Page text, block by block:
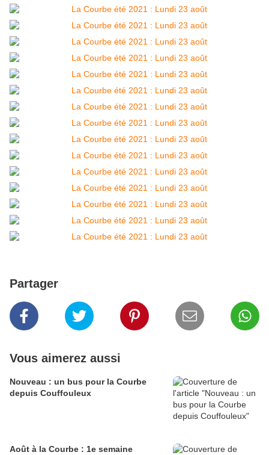
Partager
Vous aimerez aussi
Nouveau : un bus pour la Courbe
depuis Couffouleux
Août à la Courbe : 1e semaine